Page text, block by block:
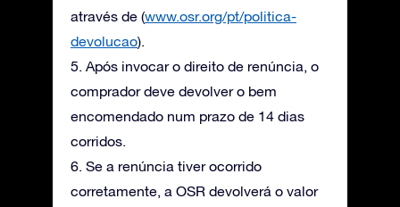
através de (www.osr.org/pt/politica-
devolucao).
5. Após invocar o direito de renúncia, o
comprador deve devolver o bem
encomendado num prazo de 14 dias
corridos.
6. Se a renúncia tiver ocorrido
corretamente, a OSR devolverá o valor